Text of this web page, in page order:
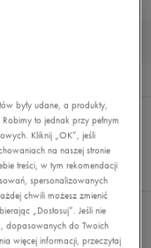
były udane, a produkty,
to jednak przy pełnym
Kliknij „OK”, jeśli
na naszej stronie
treści, w tym rekomendacji
spersonalizowanych
chwili możesz zmienić
„Dostosuj”. Jeśli nie
dopasowanych do Twoich
więcej informacji, przeczytaj